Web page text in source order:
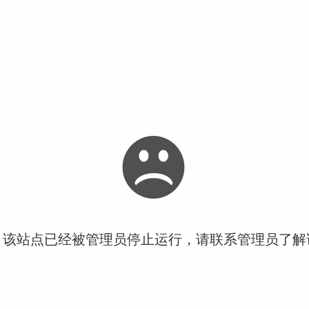
站点已经被管理员停止运行，请联系管理员了